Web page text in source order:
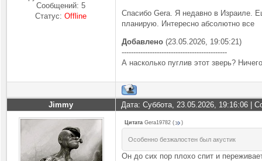
Сообщений:5
Статус:Offline
Спасибо Gera. Я недавно в Израиле.
планирую. Интересно абсолютно все
Добавлено (23.05.2026, 19:05:21)
---------------------------------------------
А насколько пуглив этот зверь?
Jimmy Дата: Суббота, 23.05.2026, 19:16:06 |
Цитата Gera19782 ( )
Особенно безжалостен был акустик
Он до сих пор плохо спит и